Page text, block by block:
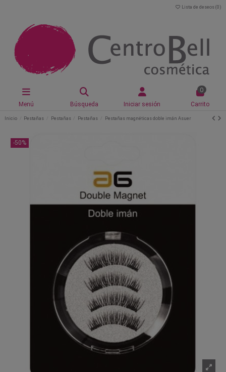
Lista de deseos (0 )
Menú Búsqueda Iniciar sesión
0
Carrito
Inicio Pestañas Pestañas Pestañas Pestañas magnéticas doble imán Asuer
-50%